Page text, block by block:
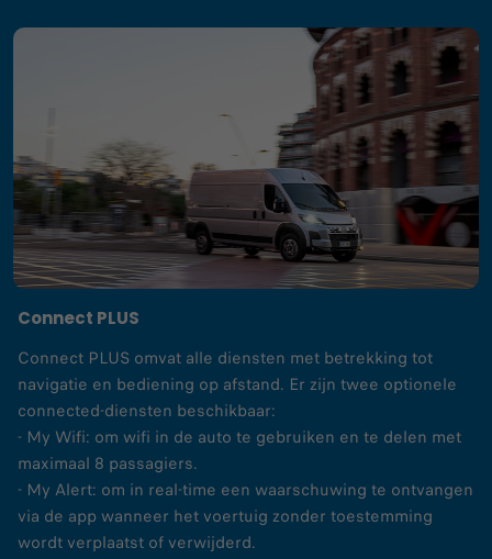
Connect PLUS
Connect PLUS omvat alle diensten met betrekking tot
navigatie en bediening op afstand. Er zijn twee optionele
connected-diensten beschikbaar:
- My Wifi: om wifi in de auto te gebruiken en te delen met
maximaal 8 passagiers.
- My Alert: om in real-time een waarschuwing te ontvangen
via de app wanneer het voertuig zonder toestemming
wordt verplaatst of verwijderd.